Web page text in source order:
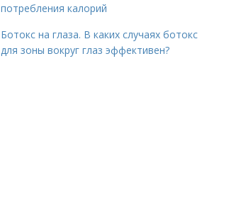
потребления калорий
Ботокс на глаза. В каких случаях ботокс
для зоны вокруг глаз эффективен?